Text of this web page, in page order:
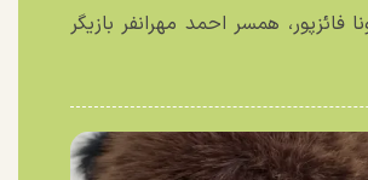
فائزپور، همسر احمد مهرانفر بازیگر